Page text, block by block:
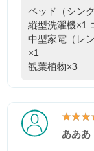
ベッド（シン
縦型洗濯機×1
中型家電（レ
×1
観葉植物×3
あああ